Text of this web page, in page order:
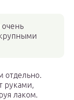
отдельно.
руками,
лаком.